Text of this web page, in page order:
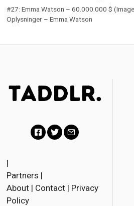
#27: Emma Watson – 60.000.000 $
Oplysninger – Emma Watson
c
e
t
i
|
Partners |
About | Contact | Privacy
Policy